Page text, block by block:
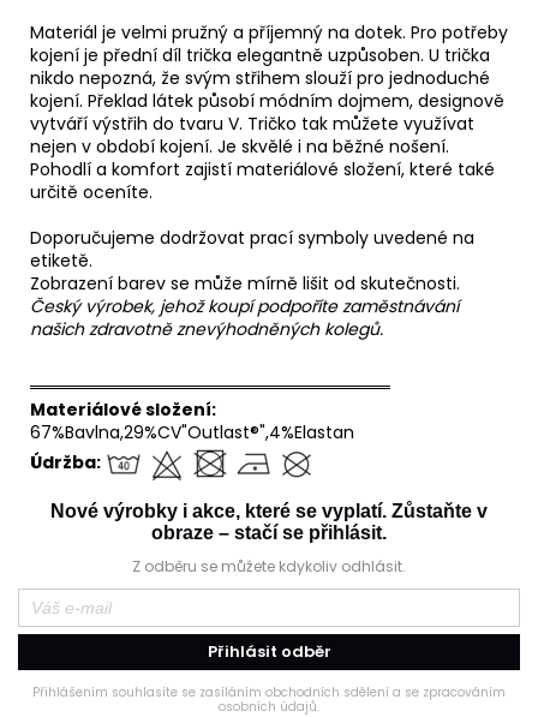
Materiál je velmi pružný a příjemný na dotek. Pro potřeby
kojení je přední díl trička elegantně uzpůsoben. U trička
nikdo nepozná, že svým střihem slouží pro jednoduché
kojení. Překlad látek působí módním dojmem, designově
vytváří výstřih do tvaru V. Tričko tak můžete využívat
nejen v období kojení. Je skvělé i na běžné nošení.
Pohodlí a komfort zajistí materiálové složení, které také
určitě oceníte.
Doporučujeme dodržovat prací symboly uvedené na
etiketě.
Zobrazení barev se může mírně lišit od skutečnosti.
Český výrobek, jehož koupí podpoříte zaměstnávání
našich zdravotně znevýhodněných kolegů.
══════════════════════════════
Materiálové složení:
67%Bavlna,29%CV"Outlast®",4%Elastan
Údržba:
Nové výrobky i akce, které se vyplatí. Zůstaňte v
obraze – stačí se přihlásit.
Z odběru se můžete kdykoliv odhlásit.
Přihlásit odběr
Přihlášením souhlasíte se zasíláním obchodních sdělení a se zpracováním
osobních údajů.